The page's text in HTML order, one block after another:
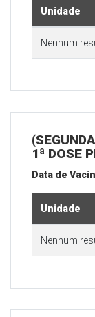
Unidade
Nenhum
1ª DOSE
Data de
Unidade
Nenhum